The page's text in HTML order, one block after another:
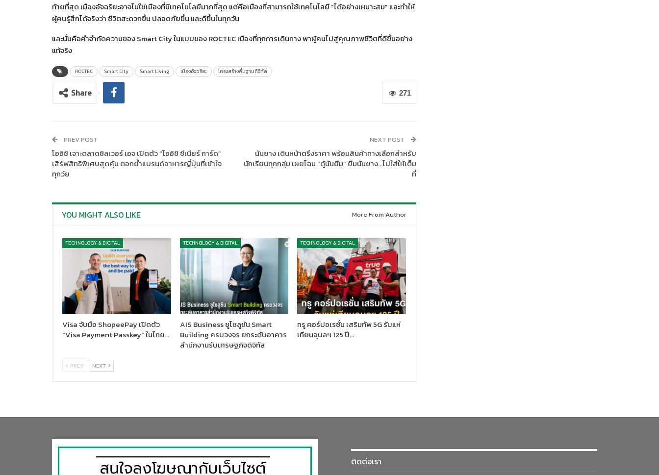
ท้ายที่สุด เมืองอัจฉริยะอาจไม่ใช่เมืองที่มีเทคโนโลยีมากที่สุด แต่คือเมืองที่สามารถใช้เทคโนโลยี “ได้อย่างเหมาะสม” และทำให้
ผู้คนรู้สึกได้จริงว่า ชีวิตสะดวกขึ้น ปลอดภัยขึ้น และดีขึ้นในทุกวัน
และนั่นคือคำจำกัดความของ Smart City ในแบบของROCTECเมืองที่ทุกการเดินทาง พาผู้คนไปสู่คุณภาพชีวิตที่ดีขึ้นอย่าง
แท้จริง
ROCTEC Smart City Smart Living เมืองอัจฉริยะ โครงสร้างพื้นฐานดิจิทัล
271
Share
PREV POST
โออิชิ เจาะตลาดซิลเวอร์ เอจ เปิดตัว “โออิชิ ซีเนียร์ การ์ด”
เสิร์ฟสิทธิพิเศษสุดคุ้ม ตอกย้ำแบรนด์อาหารญี่ปุ่นที่เข้าใจ
ทุกวัย
NEXT POST
นันยาง เดินหน้าตรึงราคา พร้อมสินค้าทางเลือกสำหรับ
นักเรียนทุกกลุ่ม เผยโฉม “ตู้นันยืม” ยืมนันยาง…ไปใส่ให้เต็ม
ที่
YOU MIGHT ALSO LIKE More From Author
TECHNOLOGY & DIGITAL
Visa จับมือ ShopeePay เปิดตัว
“Visa Payment Passkey” ในไทย…
TECHNOLOGY & DIGITAL
AIS Business ชูโซลูชัน Smart
Building ครบวงจร ยกระดับอาคาร
สำนักงานรับเศรษฐกิจดิจิทัล
TECHNOLOGY & DIGITAL
ทรู คอร์ปอเรชั่น เสริมทัพ 5G รับแห่
เทียนอุบลฯ 125 ปี…
PREV NEXT
ติดต่อเรา